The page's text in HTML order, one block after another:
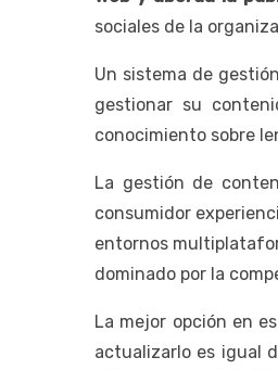
sociales de la
Un sistema de
gestionar su
conocimiento sobre
La gestión de
consumidor
entornos
dominado por la
La mejor opción en
actualizarlo es igual